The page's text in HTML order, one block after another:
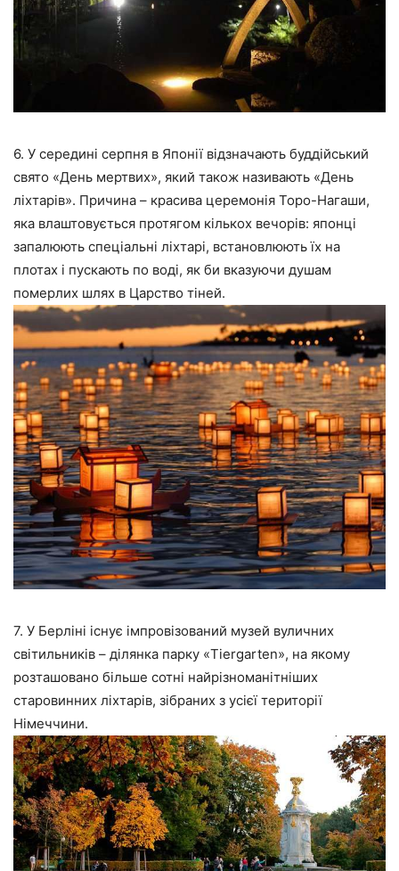
6. У середині серпня в Японії відзначають буддійський
свято «День мертвих», який також називають «День
ліхтарів». Причина – красива церемонія Торо-Нагаши,
яка влаштовується протягом кількох вечорів: японці
запалюють спеціальні ліхтарі, встановлюють їх на
плотах і пускають по воді, як би вказуючи душам
померлих шлях в Царство тіней.
7. У Берліні існує імпровізований музей вуличних
світильників – ділянка парку «Tiergarten», на якому
розташовано більше сотні найрізноманітніших
старовинних ліхтарів, зібраних з усієї території
Німеччини.